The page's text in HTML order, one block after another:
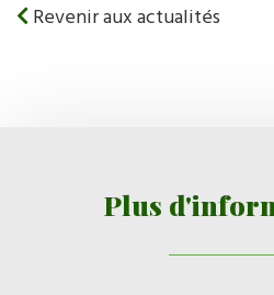
Revenir aux actualités
Plus